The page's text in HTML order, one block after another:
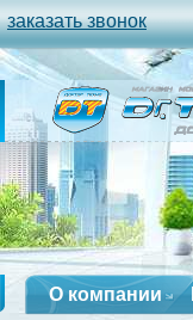
заказать звонок
О компании